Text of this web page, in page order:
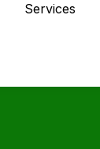
Services